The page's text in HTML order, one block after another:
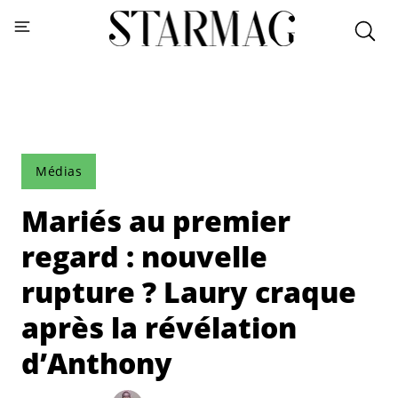
Médias
Mariés au premier
regard : nouvelle
rupture ? Laury craque
après la révélation
d’Anthony